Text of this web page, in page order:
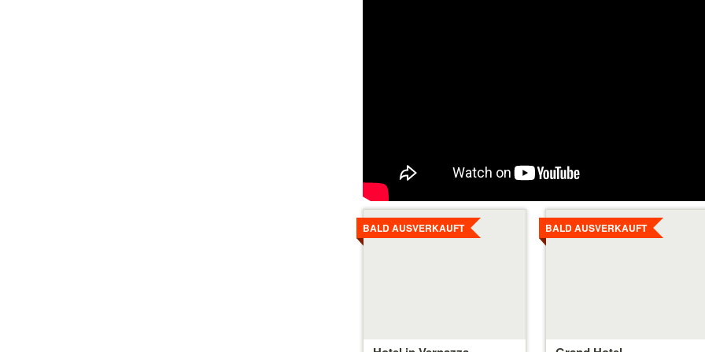
BALD AUSVERKAUFT
Details
ansehen BALD AUSVERKAUFT
Details
ansehen